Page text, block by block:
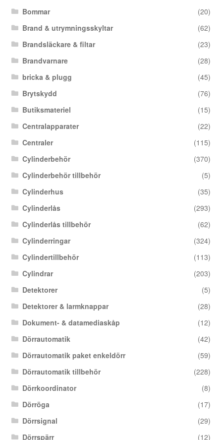
Bommar
(20)
Brand & utrymningsskyltar
(62)
Brandsläckare & filtar
(23)
Brandvarnare
(28)
bricka & plugg
(45)
Brytskydd
(76)
Butiksmateriel
(15)
Centralapparater
(22)
Centraler
(115)
Cylinderbehör
(370)
Cylinderbehör tillbehör
(5)
Cylinderhus
(35)
Cylinderlås
(293)
Cylinderlås tillbehör
(62)
Cylinderringar
(324)
Cylindertillbehör
(113)
Cylindrar
(203)
Detektorer
(5)
Detektorer & larmknappar
(28)
Dokument- & datamediaskåp
(12)
Dörrautomatik
(42)
Dörrautomatik paket enkeldörr
(59)
Dörrautomatik tillbehör
(228)
Dörrkoordinator
(8)
Dörröga
(17)
Dörrsignal
(29)
Dörrspärr
(12)